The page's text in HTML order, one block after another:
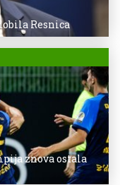
Resnica
znova ostala